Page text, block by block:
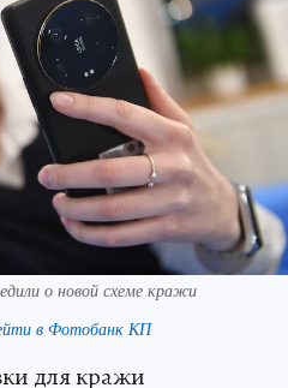
о новой схеме кражи
в Фотобанк КП
для кражи